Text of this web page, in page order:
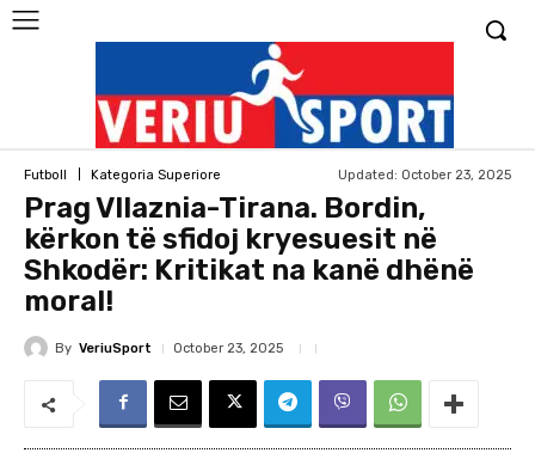
Futboll Kategoria Superiore Updated: October 23, 2025
Prag Vllaznia-Tirana. Bordin,
kërkon të sfidoj kryesuesit në
Shkodër: Kritikat na kanë dhënë
moral!
By VeriuSport October 23, 2025